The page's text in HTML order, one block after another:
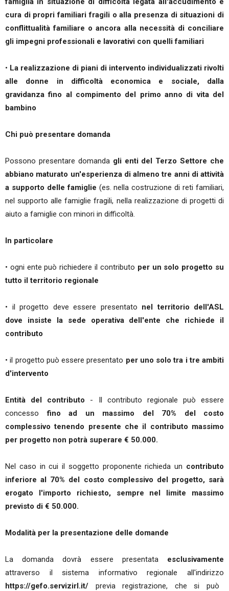
cura di propri familiari fragili o alla presenza di situazioni di
conflittualità familiare o ancora alla necessità di conciliare
gli impegni professionali e lavorativi con quelli familiari
• La realizzazione di piani di intervento individualizzati rivolti
alle donne in difficoltà economica e sociale, dalla
gravidanza fino al compimento del primo anno di vita del
bambino
Chi può presentare domanda
Possono presentare domanda gli enti del Terzo Settore che
abbiano maturato un'esperienza di almeno tre anni di attività
a supporto delle famiglie (es. nella costruzione di reti familiari,
nel supporto alle famiglie fragili, nella realizzazione di progetti di
aiuto a famiglie con minori in difficoltà.
In particolare
• ogni ente può richiedere il contributo per un solo progetto su
tutto il territorio regionale
• il progetto deve essere presentato nel territorio dell'ASL
dove insiste la sede operativa dell'ente che richiede il
contributo
• il progetto può essere presentato per uno solo tra i tre ambiti
d'intervento
Entità del contributo - Il contributo regionale può essere
concessofino ad un massimo del 70% del costo
complessivo tenendo presente che il contributo massimo
per progetto non potrà superare € 50.000.
Nel caso in cui il soggetto proponente richieda un contributo
inferiore al 70% del costo complessivo del progetto, sarà
erogato l'importo richiesto, sempre nel limite massimo
previsto di € 50.000.
Modalità per la presentazione delle domande
La domanda dovrà essere presentata esclusivamente
attraverso il sistema informativo regionale all'indirizzo
https://gefo.servizirl.it/ previa registrazione, che si può